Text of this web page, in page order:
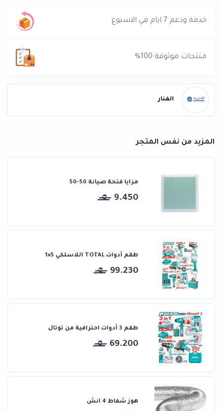
خدمة ودعم 7 ايام في الاسبوع
منتجات موثوقة 100%
الفنار
المزيد من نفس المتجر
مزايا فتحة صيانة 50-50
9.450
طقم أدوات TOTAL اللاسلكي 5×1
99.230
طقم 3 أدوات احترافية من توتال
69.200
هوز شفاط 4 انش